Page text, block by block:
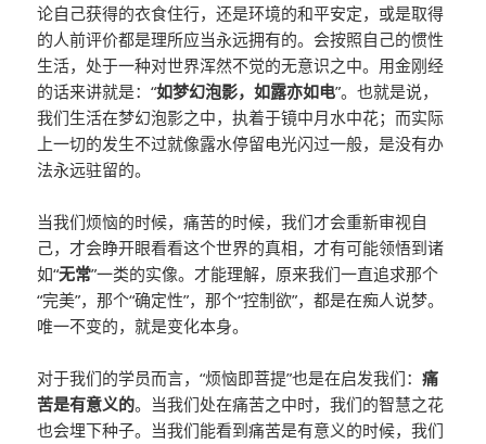
论自己获得的衣食住行，还是环境的和平安定，或是取得
的人前评价都是理所应当永远拥有的。会按照自己的惯性
生活，处于一种对世界浑然不觉的无意识之中。用金刚经
的话来讲就是：“如梦幻泡影，如露亦如电”。也就是说，
我们生活在梦幻泡影之中，执着于镜中月水中花；而实际
上一切的发生不过就像露水停留电光闪过一般，是没有办
法永远驻留的。
当我们烦恼的时候，痛苦的时候，我们才会重新审视自
己，才会睁开眼看看这个世界的真相，才有可能领悟到诸
如“无常”一类的实像。才能理解，原来我们一直追求那个
“完美”，那个“确定性”，那个“控制欲”，都是在痴人说梦。
唯一不变的，就是变化本身。
对于我们的学员而言，“烦恼即菩提”也是在启发我们：痛
苦是有意义的。当我们处在痛苦之中时，我们的智慧之花
也会埋下种子。当我们能看到痛苦是有意义的时候，我们